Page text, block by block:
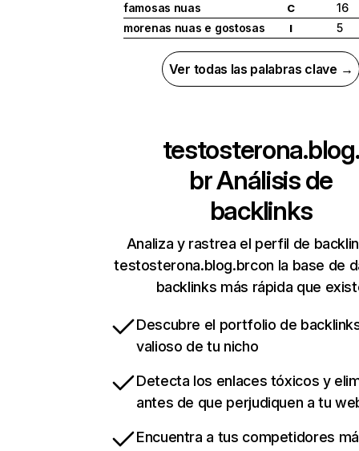
famosas nuas
C
16
morenas nuas e gostosas
I 5
Ver todas las palabras clave →
testosterona.blog.
brAnálisis de
backlinks
Analiza y rastrea el perfil de
testosterona.blog.brcon la base de
backlinks más rápida que
Descubre el portfolio de
valioso de tu nicho
Detecta los enlaces tóxicos y
antes de que perjudiquen a tu
Encuentra a tus competidores